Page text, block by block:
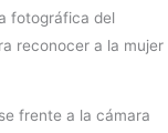
fotográfica del
reconocer a la mujer
frente a la cámara